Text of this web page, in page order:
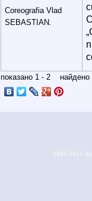
Coreografia Vlad
SEBASTIAN.
показано 1 - 2 найдено
1997-2017